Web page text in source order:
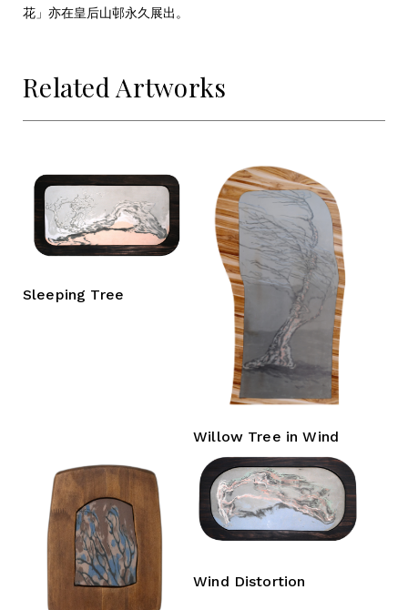
花」亦在皇后山邨永久展出。
Related Artworks
Sleeping Tree
Willow Tree in Wind
Wind Distortion